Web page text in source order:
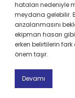
hataları nedeniyle
meydana gelebilir.
arızalanmasını
ekipman hasarı
erken belirtilerin
önem taşır.
Devamı